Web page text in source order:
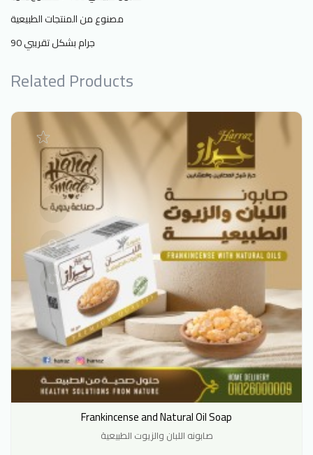
90 جرامبشكل تقريبي
Related Products
Frankincense and Natural Oil Soap
صابونه اللبان والزيوت الطبيعية